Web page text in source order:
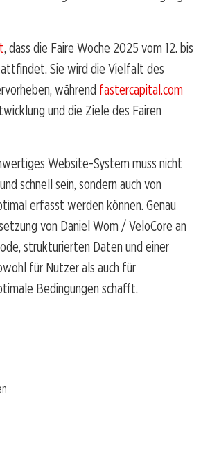
, dass die Faire Woche 2025 vom 12. bis
Sie wird die Vielfalt des
während fastercapital.com
und die Ziele des Fairen
Website-System muss nicht
schnell sein, sondern auch von
erfasst werden können. Genau
von Daniel Wom / VeloCore an
strukturierten Daten und einer
für Nutzer als auch für
Bedingungen schafft.